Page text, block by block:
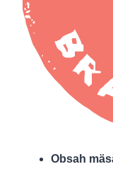
Obsah